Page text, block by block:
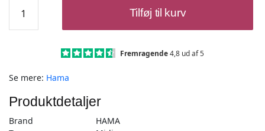
Perleplade
Midi
cm
-
1
Tilføj til kurv
Fremragende4,8 ud af 5
Se mere: Hama
Produktdetaljer
Brand
HAMA